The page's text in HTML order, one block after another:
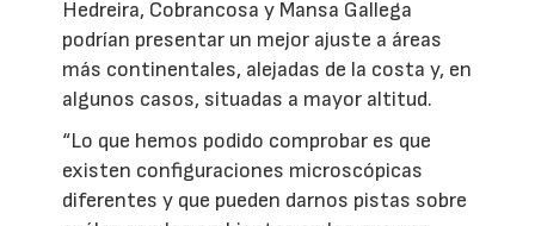
Hedreira, Cobrancosa y Mansa Gallega
podrían presentar un mejor ajuste a áreas
más continentales, alejadas de la costa y, en
algunos casos, situadas a mayor altitud.
“Lo que hemos podido comprobar es que
existen configuraciones microscópicas
diferentes y que pueden darnos pistas sobre